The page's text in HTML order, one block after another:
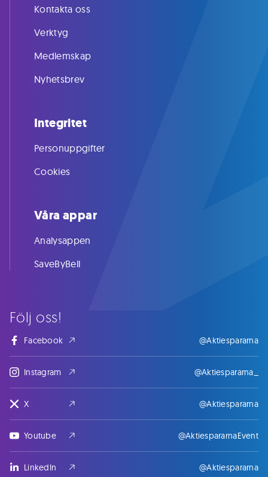
Följ oss!
Facebook @Aktiespararna
Instagram @Aktiespararna_
X @Aktiespararna
Youtube @AktiespararnaEvent
LinkedIn @Aktiespararna
Kontakta oss
Verktyg
Medlemskap
Nyhetsbrev
Integritet
Personuppgifter
Cookies
Våra appar
Analysappen
SaveByBell